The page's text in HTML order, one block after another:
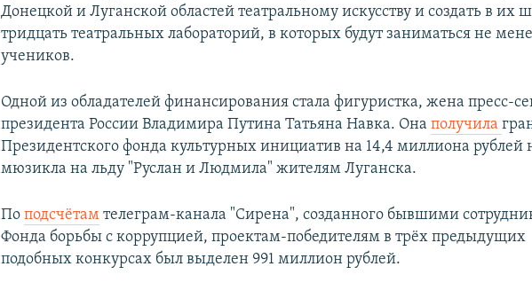
Донецкой и Луганской областей театральному искусству и создать в их
тридцать театральных лабораторий, в которых будут заниматься не
учеников.
Одной из обладателей финансирования стала фигуристка, жена пресс-
президента России Владимира Путина Татьяна Навка. Онаполучила
Президентского фонда культурных инициатив на 14,4 миллиона рублей
мюзикла на льду "Руслан и Людмила" жителям Луганска.
Поподсчётам телеграм-канала "Сирена", созданного бывшими
Фонда борьбы с коррупцией, проектам-победителям в трёх предыдущих
подобных конкурсах был выделен 991 миллион рублей.